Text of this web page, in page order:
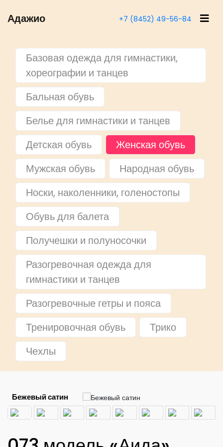
Адажио +7 (8452) 49-56-84
Базовая одежда для гимнастики,
хореографии и танцев
Бальная обувь
Белье для гимнастики и танцев
Детская обувь
Женская обувь
Мужская обувь
Народная обувь
Носки, наколенники, голеностопы
Обувь для балета
Получешки и полуносочки
Разогревочная одежда для
гимнастики и танцев
Разогревочные гетры и пояса
Тренировочная обувь
Трико
Чехлы
Бежевый сатин